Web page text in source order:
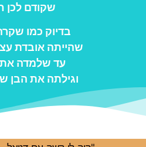
שקודם לכן
בדיוק כמו
שהייתה אובדת
עד שלמדה את
וגילתה את הבן